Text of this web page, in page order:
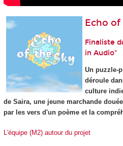
Echo of
Finaliste
in Audio"
Un puzzle-
déroule
culture
de Saira, une jeune marchande
par les vers d'un poème et la
L'équipe (M2) autour du projet